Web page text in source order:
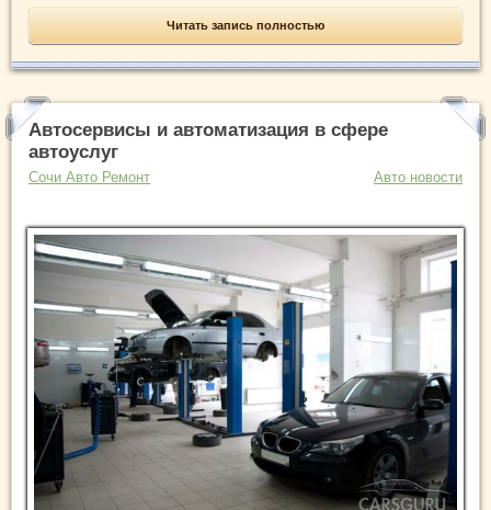
Читать запись полностью
Автосервисы и автоматизация в сфере
автоуслуг
Сочи Авто Ремонт Авто новости